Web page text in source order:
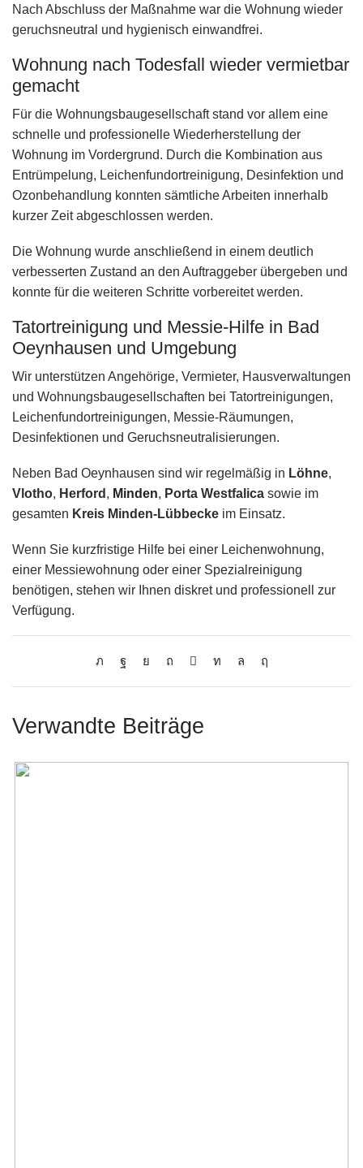
Nach Abschluss der Maßnahme war die Wohnung wieder
geruchsneutral und hygienisch einwandfrei.
Wohnung nach Todesfall wieder vermietbar
gemacht
Für die Wohnungsbaugesellschaft stand vor allem eine
schnelle und professionelle Wiederherstellung der
Wohnung im Vordergrund. Durch die Kombination aus
Entrümpelung, Leichenfundortreinigung, Desinfektion und
Ozonbehandlung konnten sämtliche Arbeiten innerhalb
kurzer Zeit abgeschlossen werden.
Die Wohnung wurde anschließend in einem deutlich
verbesserten Zustand an den Auftraggeber übergeben und
konnte für die weiteren Schritte vorbereitet werden.
Tatortreinigung und Messie-Hilfe in Bad
Oeynhausen und Umgebung
Wir unterstützen Angehörige, Vermieter, Hausverwaltungen
und Wohnungsbaugesellschaften bei Tatortreinigungen,
Leichenfundortreinigungen, Messie-Räumungen,
Desinfektionen und Geruchsneutralisierungen.
Neben Bad Oeynhausen sind wir regelmäßig in Löhne,
Vlotho, Herford , Minden, Porta Westfalica sowie im
gesamten Kreis Minden-Lübbecke im Einsatz.
Wenn Sie kurzfristige Hilfe bei einer Leichenwohnung,
einer Messiewohnung oder einer Spezialreinigung
benötigen, stehen wir Ihnen diskret und professionell zur
Verfügung.
Verwandte Beiträge